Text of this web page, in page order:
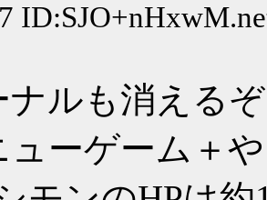
ナルも消えるぞ
ューゲーム＋